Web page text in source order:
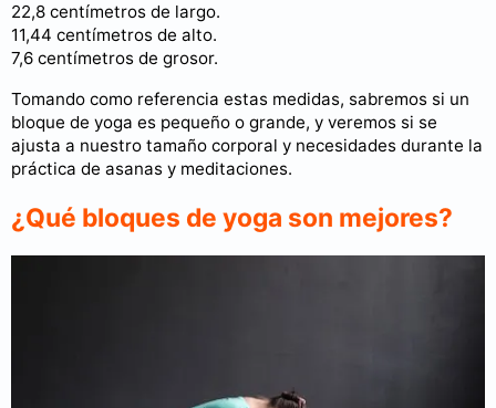
22,8 centímetros de largo.
11,44 centímetros de alto.
7,6 centímetros de grosor.
Tomando como referencia estas medidas, sabremos si un
bloque de yoga es pequeño o grande, y veremos si se
ajusta a nuestro tamaño corporal y necesidades durante la
práctica de asanas y meditaciones.
¿Qué bloques de yoga son mejores?